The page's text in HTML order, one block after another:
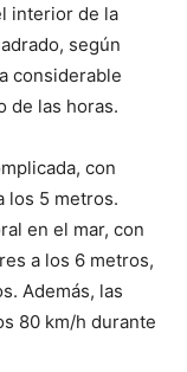
interior de la
según
considerable
de las horas.
con
los 5 metros.
en el mar, con
a los 6 metros,
Además, las
80 km/h durante